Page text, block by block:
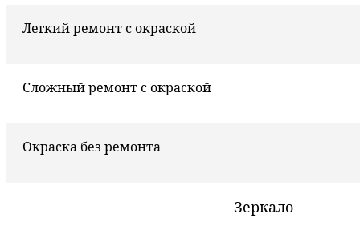
Легкий ремонт с окраской
Сложный ремонт с окраской
Окраска без ремонта
Зеркало